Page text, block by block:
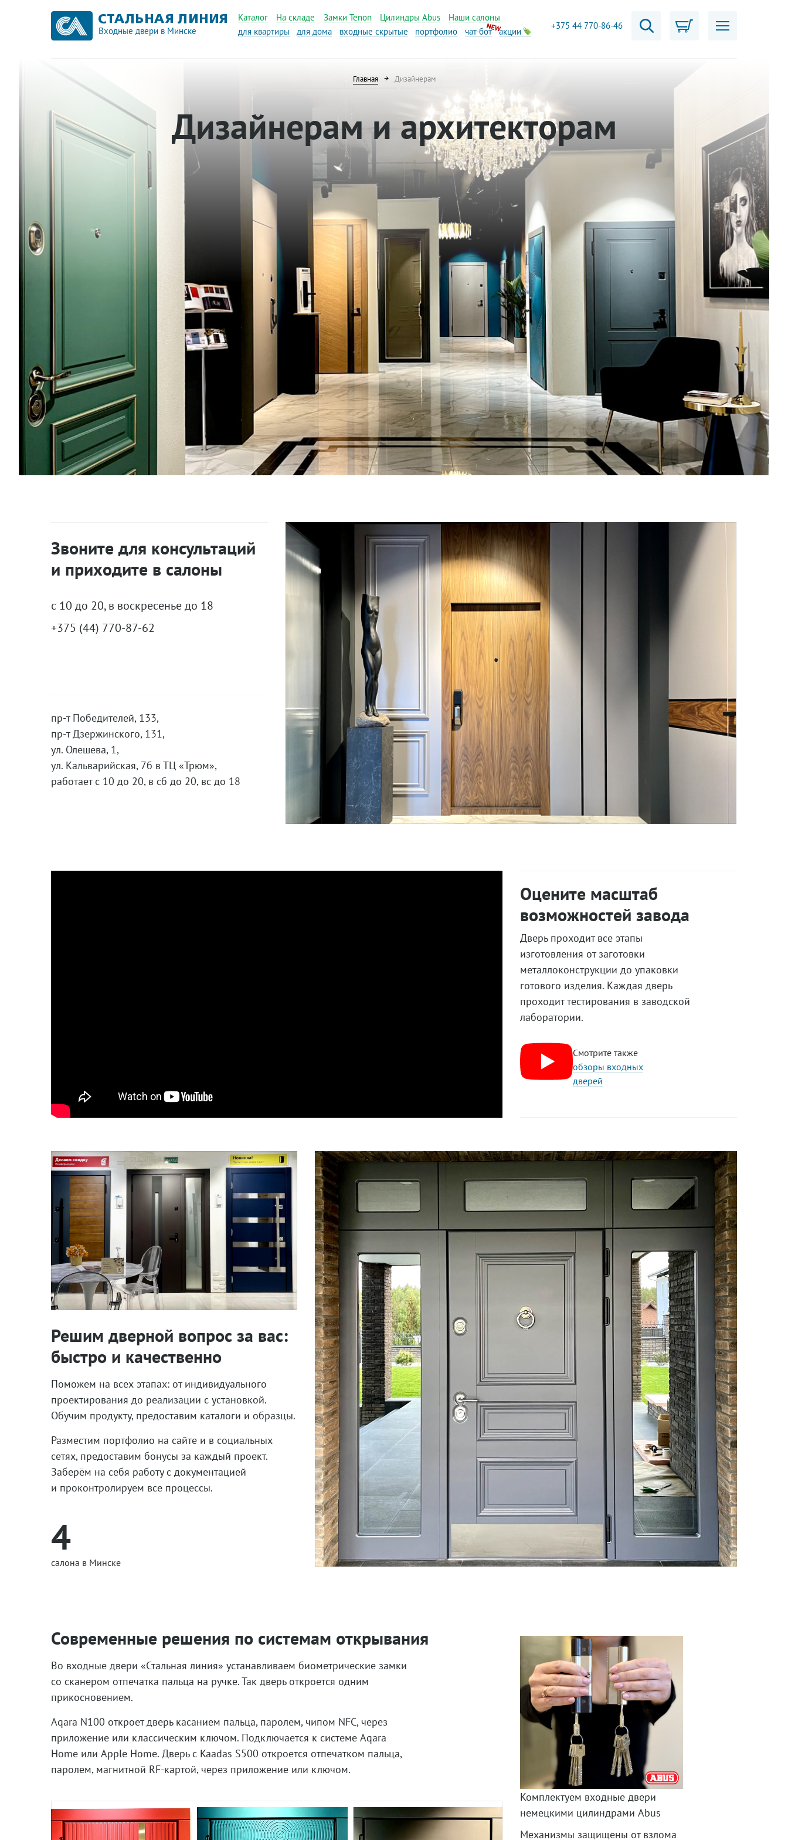
Входные двери в Минске
Каталог На складе Замки Tenon Цилиндры Abus
Наши салоны
для квартиры
для дома входные скрытые портфолио чат-бот акции
+375 44 770-86-46
Главная Дизайнерам
Дизайнерам и архитекторам
Звоните для консультаций
и приходите в салоны
с 10 до 20, в воскресенье до 18
+375 (44) 770-87-62
пр-т Победителей, 133,
пр-т Дзержинского, 131,
ул. Олешева, 1,
ул. Кальварийская, 7б в ТЦ «Трюм»,
работает с 10 до 20, в сб до 20, вс до 18
Оцените масштаб
возможностей завода
Дверь проходит все этапы
изготовления от заготовки
металлоконструкции до упаковки
готового изделия. Каждая дверь
проходит тестирования в заводской
лаборатории.
Смотрите также
обзоры входных
дверей
Решим дверной вопрос за вас:
быстро и качественно
Поможем на всех этапах: от индивидуального
проектирования до реализации с установкой.
Обучим продукту, предоставим каталоги и образцы.
Разместим портфолио на сайте и в социальных
сетях, предоставим бонусы за каждый проект.
Заберём на себя работу с документацией
и проконтролируем все процессы.
4
салона в Минске
Современные решения по системам открывания
Во входные двери «Стальная линия» устанавливаем биометрические замки
со сканером отпечатка пальца на ручке. Так дверь откроется одним
прикосновением.
Aqara N100 откроет дверь касанием пальца, паролем, чипом NFC, через
приложение или классическим ключом. Подключается к системе Aqara
Home или Apple Home. Дверь с Kaadas S500 откроется отпечатком пальца,
паролем, магнитной RF-картой, через приложение или ключом.
Комплектуем входные двери
немецкими цилиндрами Abus
Механизмы защищены от взлома